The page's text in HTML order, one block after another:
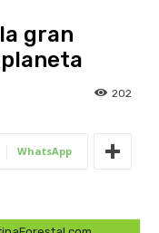
gran
202
WhatsApp